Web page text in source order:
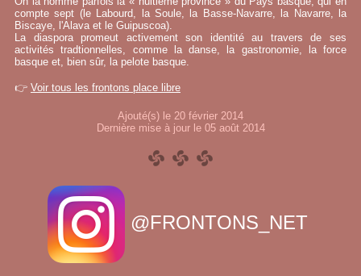
compte sept (le Labourd, la Soule, la Basse-Navarre, la Navarre, la
Biscaye, l'Alava et le Guipuscoa).
La diaspora promeut activement son identité au travers de ses
activités tradtionnelles, comme la danse, la gastronomie, la force
basque et, bien sûr, la pelote basque.
👉 Voir tous les frontons place libre
Ajouté(s) le 20 février 2014
Dernière mise à jour le 05 août 2014
@FRONTONS_NET